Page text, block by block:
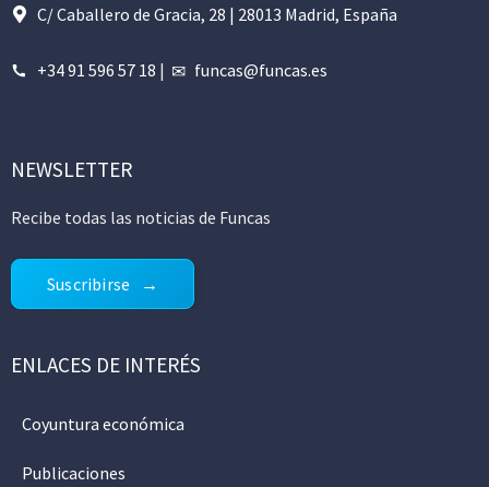
C/ Caballero de Gracia, 28 | 28013 Madrid, España
+34 91 596 57 18 | funcas@funcas.es
NEWSLETTER
Recibe todas las noticias de Funcas
Suscribirse
ENLACES DE INTERÉS
Coyuntura económica
Publicaciones